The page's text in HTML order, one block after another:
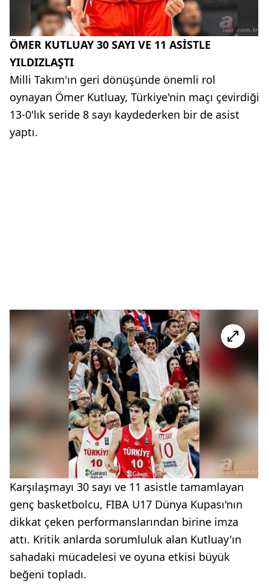
ÖMER KUTLUAY 30 SAYI VE 11 ASİSTLE
YILDIZLAŞTI
Milli Takım'ın geri dönüşünde önemli rol
oynayan Ömer Kutluay, Türkiye'nin maçı çevirdiği
13-0'lık seride 8 sayı kaydederken bir de asist
yaptı.
Karşılaşmayı 30 sayı ve 11 asistle tamamlayan
genç basketbolcu, FIBA U17 Dünya Kupası'nın
dikkat çeken performanslarından birine imza
attı. Kritik anlarda sorumluluk alan Kutluay'ın
sahadaki mücadelesi ve oyuna etkisi büyük
beğeni topladı.